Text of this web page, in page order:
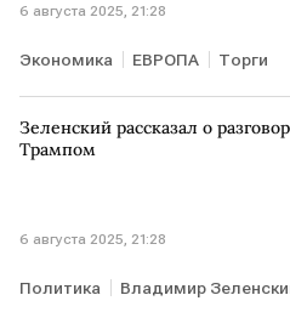
6 августа 2025, 21:28
Экономика ЕВРОПА Торги
фондовые индексы
Зеленский рассказал о
Трампом
6 августа 2025, 21:28
Политика Владимир